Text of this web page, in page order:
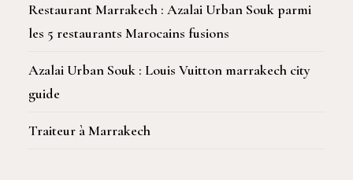
Restaurant Marrakech : Azalai Urban Souk parmi
les 5 restaurants Marocains fusions
Azalai Urban Souk : Louis Vuitton marrakech city
guide
Traiteur à Marrakech